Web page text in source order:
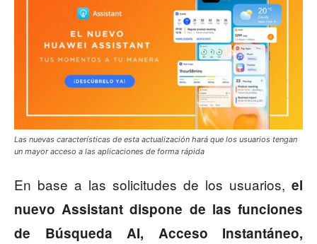
Las nuevas características de esta actualización hará que los usuarios tengan
un mayor acceso a las aplicaciones de forma rápida
En base a las solicitudes de los usuarios, el
nuevo Assistant dispone de las funciones
de Búsqueda AI, Acceso Instantáneo,